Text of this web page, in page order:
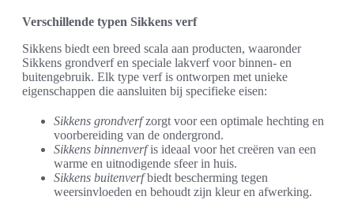
Verschillende typen Sikkens verf
Sikkens biedt een breed scala aan producten, waaronder
Sikkens grondverf en speciale lakverf voor binnen- en
buitengebruik. Elk type verf is ontworpen met unieke
eigenschappen die aansluiten bij specifieke eisen:
Sikkens grondverfzorgt voor een optimale hechting en
voorbereiding van de ondergrond.
Sikkens binnenverfis ideaal voor het creëren van een
warme en uitnodigende sfeer in huis.
Sikkens buitenverfbiedt bescherming tegen
weersinvloeden en behoudt zijn kleur en afwerking.